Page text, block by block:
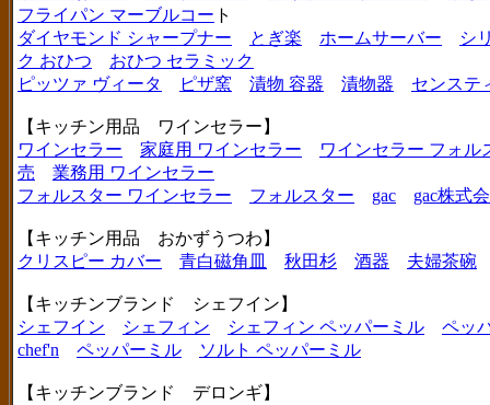
フライパン マーブルコー ト
ダイヤモンド シャープナー
とぎ楽 ホームサーバー
シ
ク おひつ
おひつ セラミック
ピッツァ ヴィータ
ピザ窯 漬物 容器 漬物器 センステ
【キッチン用品 ワインセラー】
ワインセラー
家庭用 ワインセラー
ワインセラー フォル
売
業務用 ワインセラー
フォルスター ワインセラー
フォルスター gac gac株式
【キッチン用品 おかずうつわ】
クリスピー カバー
青白磁角皿 秋田杉 酒器 夫婦茶碗
【キッチンブランド シェフイン】
シェフイン
シェフィン シェフィン ペッパーミル
ペッ
chef'n
ペッパーミル ソルト ペッパーミル
【キッチンブランド デロンギ】